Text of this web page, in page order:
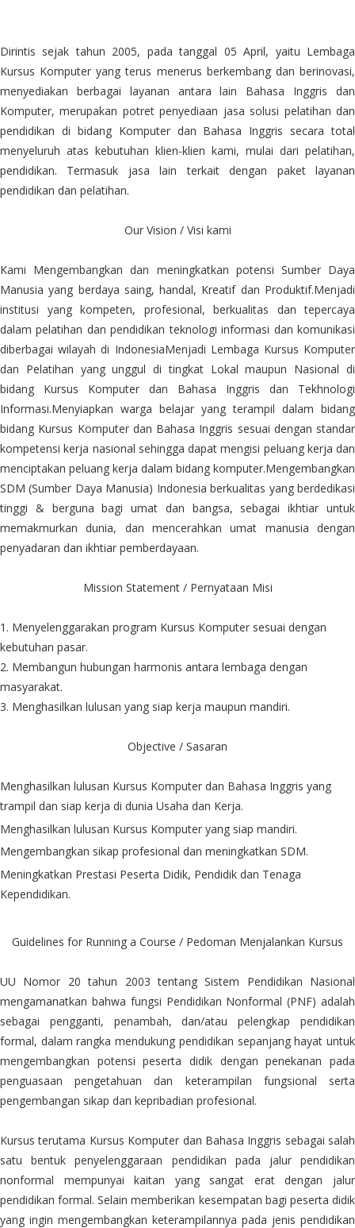
Dirintis sejak tahun 2005, pada tanggal 05 April, yaitu Lembaga
Kursus Komputer yang terus menerus berkembang dan berinovasi,
menyediakan berbagai layanan antara lain Bahasa Inggris dan
Komputer, merupakan potret penyediaan jasa solusi pelatihan dan
pendidikan di bidang Komputer dan Bahasa Inggris secara total
menyeluruh atas kebutuhan klien-klien kami, mulai dari pelatihan,
pendidikan. Termasuk jasa lain terkait dengan paket layanan
pendidikan dan pelatihan.
Our Vision / Visi kami
Kami Mengembangkan dan meningkatkan potensi Sumber Daya
Manusia yang berdaya saing, handal, Kreatif dan Produktif.Menjadi
institusi yang kompeten, profesional, berkualitas dan tepercaya
dalam pelatihan dan pendidikan teknologi informasi dan komunikasi
diberbagai wilayah di IndonesiaMenjadi Lembaga Kursus Komputer
dan Pelatihan yang unggul di tingkat Lokal maupun Nasional di
bidang Kursus Komputer dan Bahasa Inggris dan Tekhnologi
Informasi.Menyiapkan warga belajar yang terampil dalam bidang
bidang Kursus Komputer dan Bahasa Inggris sesuai dengan standar
kompetensi kerja nasional sehingga dapat mengisi peluang kerja dan
menciptakan peluang kerja dalam bidang komputer.Mengembangkan
SDM (Sumber Daya Manusia) Indonesia berkualitas yang berdedikasi
tinggi & berguna bagi umat dan bangsa, sebagai ikhtiar untuk
memakmurkan dunia, dan mencerahkan umat manusia dengan
penyadaran dan ikhtiar pemberdayaan.
Mission Statement / Pernyataan Misi
1. Menyelenggarakan program Kursus Komputer sesuai dengan
kebutuhan pasar.
2. Membangun hubungan harmonis antara lembaga dengan
masyarakat.
3. Menghasilkan lulusan yang siap kerja maupun mandiri.
Objective / Sasaran
Menghasilkan lulusan Kursus Komputer dan Bahasa Inggris yang
trampil dan siap kerja di dunia Usaha dan Kerja.
Menghasilkan lulusan Kursus Komputer yang siap mandiri.
Mengembangkan sikap profesional dan meningkatkan SDM.
Meningkatkan Prestasi Peserta Didik, Pendidik dan Tenaga
Kependidikan.
Guidelines for Running a Course / Pedoman Menjalankan Kursus
UU Nomor 20 tahun 2003 tentang Sistem Pendidikan Nasional
mengamanatkan bahwa fungsi Pendidikan Nonformal (PNF) adalah
sebagai pengganti, penambah, dan/atau pelengkap pendidikan
formal, dalam rangka mendukung pendidikan sepanjang hayat untuk
mengembangkan potensi peserta didik dengan penekanan pada
penguasaan pengetahuan dan keterampilan fungsional serta
pengembangan sikap dan kepribadian profesional.
Kursus terutama Kursus Komputer dan Bahasa Inggris sebagai salah
satu bentuk penyelenggaraan pendidikan pada jalur pendidikan
nonformal mempunyai kaitan yang sangat erat dengan jalur
pendidikan formal. Selain memberikan kesempatan bagi peserta didik
yang ingin mengembangkan keterampilannya pada jenis pendidikan